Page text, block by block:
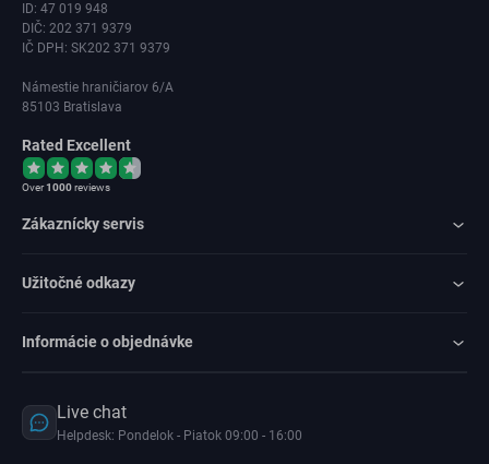
ID: 47 019 948
DIČ: 202 371 9379
IČ DPH: SK202 371 9379
Námestie hraničiarov 6/A
85103 Bratislava
Rated Excellent
Over1000reviews
Zákaznícky servis
Užitočné odkazy
Informácie o objednávke
Live chat
Helpdesk: Pondelok - Piatok 09:00 - 16:00